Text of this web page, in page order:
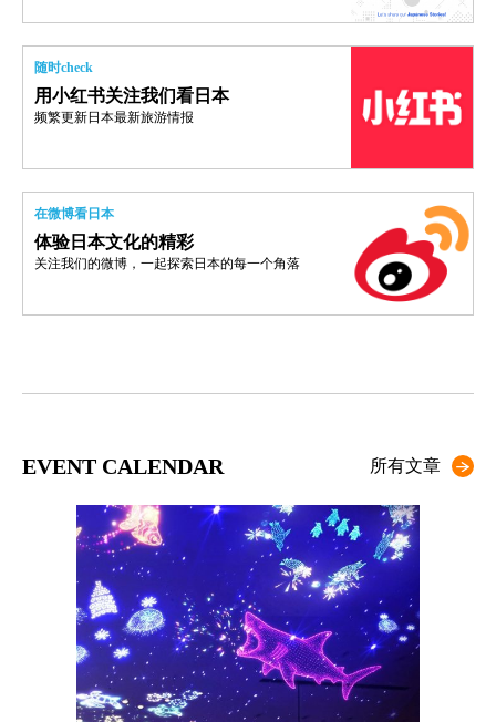
随时check
用小红书关注我们看日本
频繁更新日本最新旅游情报
在微博看日本
体验日本文化的精彩
关注我们的微博，一起探索日本的每一个角落
EVENT CALENDAR 所有文章